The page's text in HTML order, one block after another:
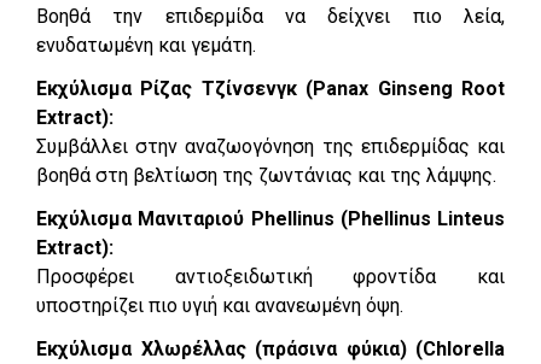
Βοηθά την επιδερμίδα να δείχνει πιο λεία,
ενυδατωμένη και γεμάτη.
Εκχύλισμα Ρίζας Τζίνσενγκ (Panax Ginseng Root
Extract):
Συμβάλλει στην αναζωογόνηση της επιδερμίδας και
βοηθά στη βελτίωση της ζωντάνιας και της λάμψης.
Εκχύλισμα Μανιταριού Phellinus (Phellinus Linteus
Extract):
Προσφέρει αντιοξειδωτική φροντίδα και
υποστηρίζει πιο υγιή και ανανεωμένη όψη.
Εκχύλισμα Χλωρέλλας (πράσινα φύκια) (Chlorella